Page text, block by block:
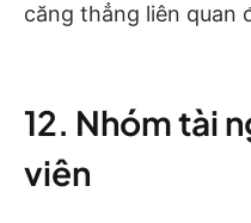
căng thẳng liên quan
12. Nhóm tài
viên